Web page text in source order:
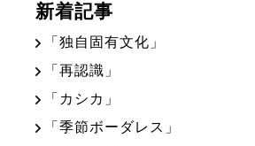
新着記事
「独自固有文化」
「再認識」
「カシカ」
「季節ボーダレス」